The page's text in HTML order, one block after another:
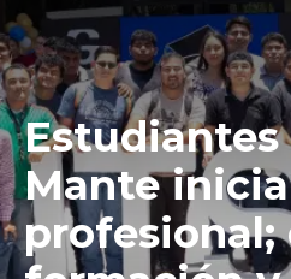
Estudiantes
Mante
profesional;